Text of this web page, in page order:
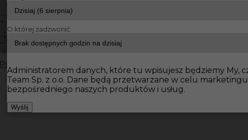
Praca w Niemczech - brukarze
O której zadzwonić:
Administratorem danych, które tu wpisujesz będziemy My,
Team Sp. z o.o. Dane będą przetwarzane w celu marketingu
bezpośredniego naszych produktów i usług.
Wyślij